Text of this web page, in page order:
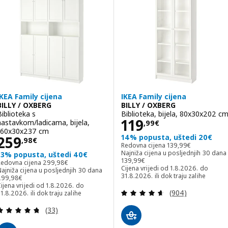
Family cijena
/ OXBERG
s
ladicama, bijela,
cm
,98€259,98€
popusta, uštedi 40€
cijena 299,98€
Redovna cijena 299,98€
cijena u posljednjih 30 dana
,98€cijena u posljednjih 30 dana 299,98€
vrijedi od 1.8.2026. do
ili dok traju zalihe
Revizija: 4.7 od 5 zvjezdica. Ukupno recenzija:
(33)
IKEA Family cijena
BILLY / OXBERG
Biblioteka, bijela, 80x30x202 cm
119,99€
Cijena 119,99€
14% popusta, uštedi 20€
Redovna cijena 139,99€
Redovna cijena
Najniža cijena u posljednjih 30 dana
139,99€
Najniža cijena u posljednjih 30 dana
Cijena vrijedi od 1.8.2026. do
31.8.2026. ili dok traju zalihe
Revizija: 4.6
(904)